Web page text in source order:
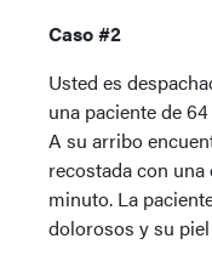
Caso #2
Usted es
una paciente de
A su arribo
recostada con
minuto. La
dolorosos y su